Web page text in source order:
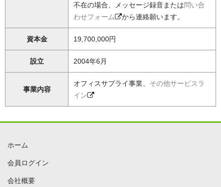
不在の場合、メッセージ録音または問い合
わせフォーム
から連絡願います。
資本金 19,700,000円
設立 2004年6月
事業内容
オフィスサプライ事業、 その他サービスラ
イン
ホーム
会員ログイン
会社概要